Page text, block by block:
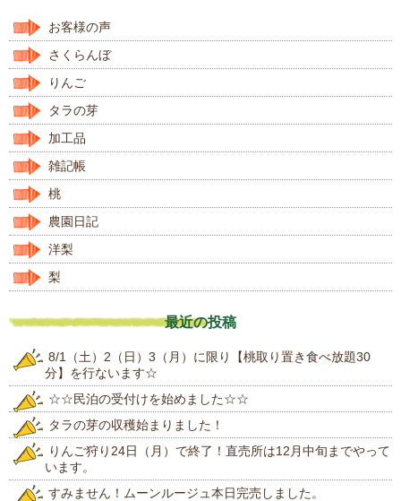
お客様の声
さくらんぼ
りんご
タラの芽
加工品
雑記帳
桃
農園日記
洋梨
梨
最近の投稿
8/1（土）2（日）3（月）に限り【桃取り置き食べ放題30
分】を行ないます☆
☆☆民泊の受付けを始めました☆☆
タラの芽の収穫始まりました！
りんご狩り24日（月）で終了！直売所は12月中旬までやって
います。
すみません！ムーンルージュ本日完売しました。